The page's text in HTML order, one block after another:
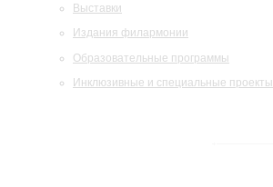
Выставки
Издания филармонии
Образовательные программы
Инклюзивные и специальные проекты